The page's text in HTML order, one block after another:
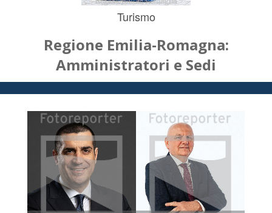
Turismo
Regione Emilia-Romagna:
Amministratori e Sedi